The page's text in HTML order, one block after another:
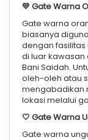
💛 Gate Warna
Gate warna
biasanya
dengan fasilitas
di luar
Bani Saidah.
oleh-oleh atau
mengabadikan
lokasi melalui
🤍 Gate Warna
Gate warna